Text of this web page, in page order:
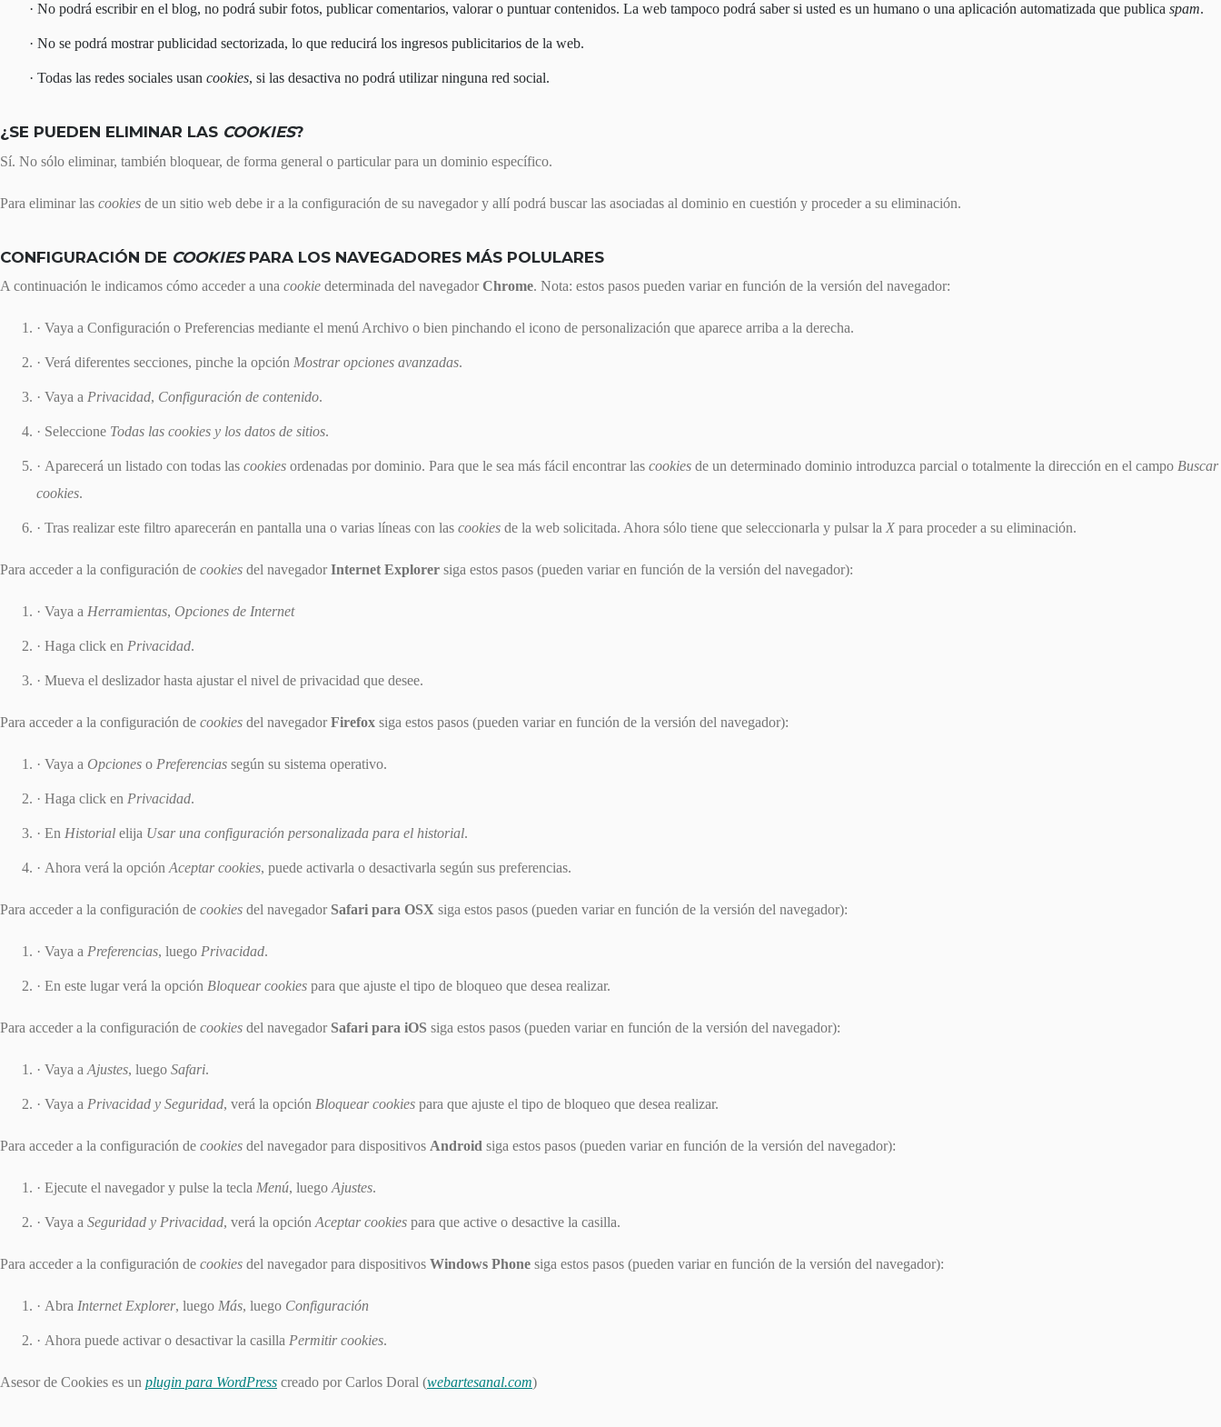
No podrá escribir en el blog, no podrá subir fotos, publicar comentarios, valorar o puntuar contenidos. La web tampoco podrá saber si usted es un humano o una aplicación automatizada que publica spam.
No se podrá mostrar publicidad sectorizada, lo que reducirá los ingresos publicitarios de la web.
Todas las redes sociales usan cookies, si las desactiva no podrá utilizar ninguna red social.
¿SE PUEDEN ELIMINAR LAS COOKIES?
Sí. No sólo eliminar, también bloquear, de forma general o particular para un dominio específico.
Para eliminar las cookies de un sitio web debe ir a la configuración de su navegador y allí podrá buscar las asociadas al dominio en cuestión y proceder a su eliminación.
CONFIGURACIÓN DE COOKIESPARA LOS NAVEGADORES MÁS POLULARES
A continuación le indicamos cómo acceder a una cookie determinada del navegadorChrome. Nota: estos pasos pueden variar en función de la versión del navegador:
Vaya a Configuración o Preferencias mediante el menú Archivo o bien pinchando el icono de personalización que aparece arriba a la derecha.
Verá diferentes secciones, pinche la opción Mostrar opciones avanzadas.
Vaya a Privacidad, Configuración de contenido.
Seleccione Todas las cookies y los datos de sitios.
Aparecerá un listado con todas las cookies ordenadas por dominio. Para que le sea más fácil encontrar las cookies de un determinado dominio introduzca parcial o totalmente la dirección en el campo Buscar
cookies.
Tras realizar este filtro aparecerán en pantalla una o varias líneas con las cookies de la web solicitada. Ahora sólo tiene que seleccionarla y pulsar laX para proceder a su eliminación.
Para acceder a la configuración de cookies del navegadorInternet Explorer siga estos pasos (pueden variar en función de la versión del navegador):
Vaya a Herramientas, Opciones de Internet
Haga click en Privacidad.
Mueva el deslizador hasta ajustar el nivel de privacidad que desee.
Para acceder a la configuración de cookies del navegadorFirefox siga estos pasos (pueden variar en función de la versión del navegador):
Vaya a Opciones o Preferencias según su sistema operativo.
Haga click en Privacidad.
En Historial elija Usar una configuración personalizada para el historial.
Ahora verá la opciónAceptar cookies, puede activarla o desactivarla según sus preferencias.
Para acceder a la configuración de cookies del navegador Safari para OSX siga estos pasos (pueden variar en función de la versión del navegador):
Vaya a Preferencias, luego Privacidad.
En este lugar verá la opción Bloquear cookies para que ajuste el tipo de bloqueo que desea realizar.
Para acceder a la configuración de cookies del navegador Safari para iOS siga estos pasos (pueden variar en función de la versión del navegador):
Vaya aAjustes, luego Safari.
Vaya a Privacidad y Seguridad, verá la opción Bloquear cookies para que ajuste el tipo de bloqueo que desea realizar.
Para acceder a la configuración de cookies del navegador para dispositivos Android siga estos pasos (pueden variar en función de la versión del navegador):
Ejecute el navegador y pulse la tecla Menú, luegoAjustes.
Vaya a Seguridad y Privacidad, verá la opciónAceptar cookies para que active o desactive la casilla.
Para acceder a la configuración de cookies del navegador para dispositivos Windows Phone siga estos pasos (pueden variar en función de la versión del navegador):
Abra Internet Explorer, luego Más, luego Configuración
Ahora puede activar o desactivar la casilla Permitir cookies.
Asesor de Cookies es un plugin para WordPress creado por Carlos Doral (webartesanal.com)